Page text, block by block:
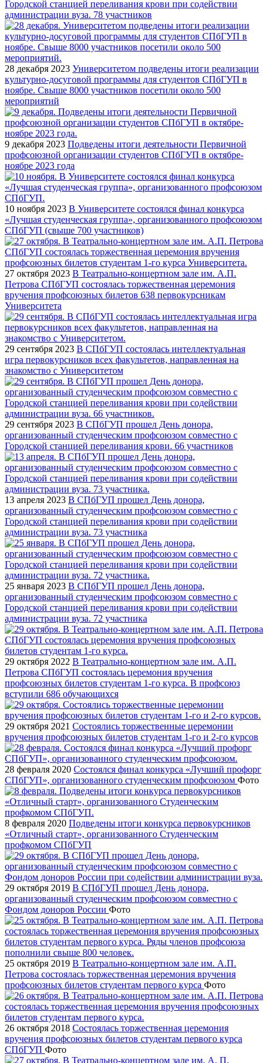
Городской станцией переливания крови при содействии
администрации вуза. 78 участников
28 декабря 2023 Университетом подведены итоги реализации
культурно-досуговой программы для студентов СПбГУП в
ноябре. Свыше 8000 участников посетили около 500
мероприятий
9 декабря 2023 Подведены итоги деятельности Первичной
профсоюзной организации студентов СПбГУП в октябре-
ноябре 2023 года
10 ноября 2023 В Университете состоялся финал конкурса
«Лучшая студенческая группа», организованного профсоюзом
СПбГУП (свыше 700 участников)
27 октября 2023 В Театрально-концертном зале им. А.П.
Петрова СПбГУП состоялась торжественная церемония
вручения профсоюзных билетов 638 первокурсникам
Университета
29 сентября 2023 В СПбГУП состоялась интеллектуальная
игра первокурсников всех факультетов, направленная на
знакомство с Университетом
29 сентября 2023 В СПбГУП прошел День донора,
организованный студенческим профсоюзом совместно с
Городской станцией переливания крови. 66 участников
13 апреля 2023 В СПбГУП прошел День донора,
организованный студенческим профсоюзом совместно с
Городской станцией переливания крови при содействии
администрации вуза. 73 участника
25 января 2023 В СПбГУП прошел День донора,
организованный студенческим профсоюзом совместно с
Городской станцией переливания крови при содействии
администрации вуза. 72 участника
29 октября 2022 В Театрально-концертном зале им. А.П.
Петрова СПбГУП состоялась церемония вручения
профсоюзных билетов студентам 1-го курса. В профсоюз
вступили 686 обучающихся
29 октября 2021 Состоялись торжественные церемонии
вручения профсоюзных билетов студентам 1-го и 2-го курсов
28 февраля 2020 Состоялся финал конкурса «Лучший профорг
СПбГУП», организованного студенческим профсоюзом Фото
8 февраля 2020 Подведены итоги конкурса первокурсников
«Отличный старт», организованного Студенческим
профкомом СПбГУП
29 октября 2019 В СПбГУП прошел День донора,
организованный студенческим профсоюзом совместно с
Фондом доноров России Фото
25 октября 2019 В Театрально-концертном зале им. А.П.
Петрова состоялась торжественная церемония вручения
профсоюзных билетов студентам первого курса Фото
26 октября 2018 Состоялась торжественная церемония
вручения профсоюзных билетов студентам первого курса
СПбГУП Фото